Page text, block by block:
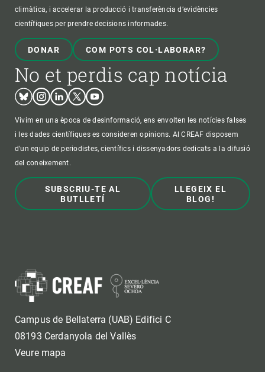
climàtica, i accelerar la producció i transferència d’evidències
científiques per prendre decisions informades.
DONAR COM POTS COL·LABORAR?
No et perdis cap notícia
BlueskyInstagram
LinkedinTwitterYoutube
Vivim en una època de desinformació, ens envolten les notícies falses
i les dades científiques es consideren opinions. Al CREAF disposem
d'un equip de periodistes, científics i dissenyadors dedicats a la difusió
del coneixement.
SUBSCRIU-TE AL
BUTLLETÍ
LLEGEIX EL
BLOG!
Campus de Bellaterra (UAB) Edifici C
08193 Cerdanyola del Vallès
Veure mapa